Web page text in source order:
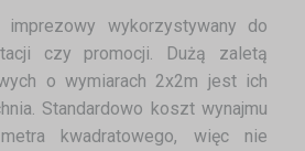
imprezowy wykorzystywany do
czy promocji. Dużą zaletą
o wymiarach 2x2m jest ich
Standardowo koszt wynajmu
kwadratowego, więc nie